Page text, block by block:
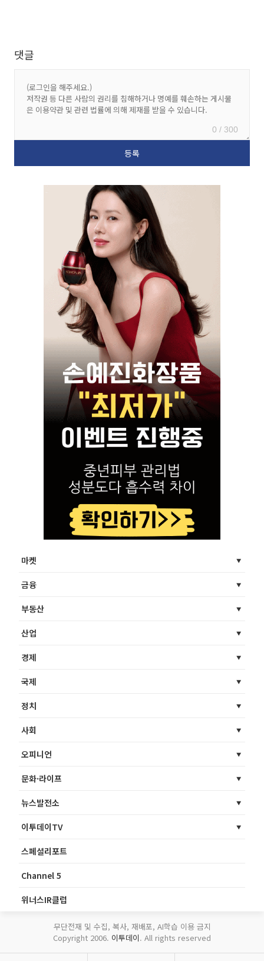
댓글
0 / 300
마켓
금융
부동산
산업
경제
국제
정치
사회
오피니언
문화·라이프
뉴스발전소
이투데이TV
스페셜리포트
Channel 5
위너스IR클럽
무단전재 및 수집, 복사, 재배포, AI학습 이용 금지
Copyright 2006. 이투데이. All rights reserved